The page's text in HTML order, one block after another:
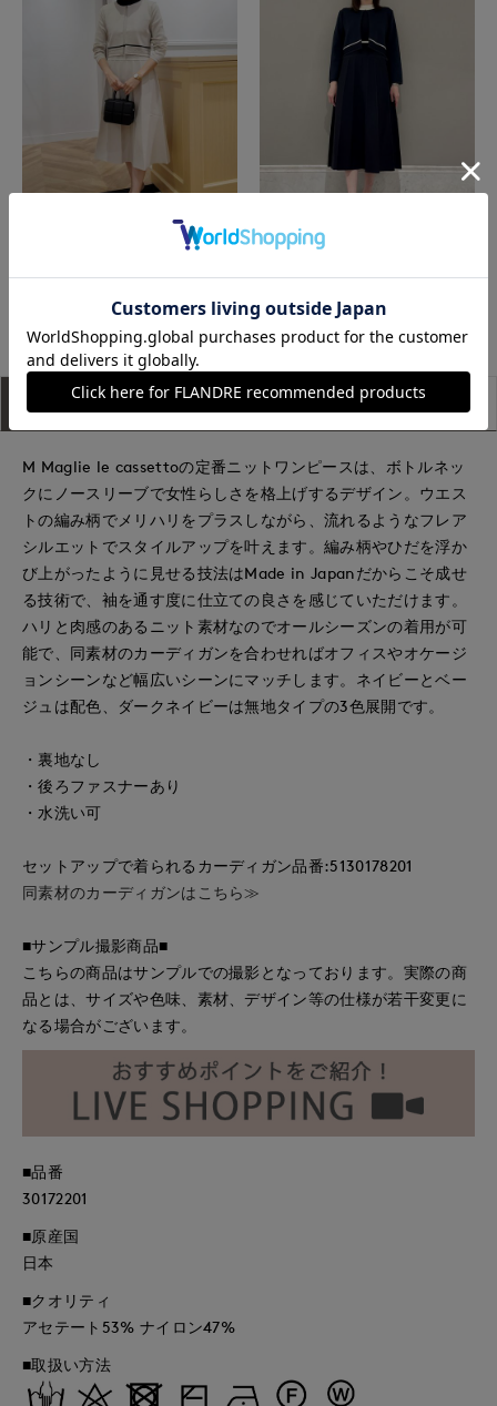
星が丘三越I.T.'S.international
もっと見る
アイテム説明 サイズ詳細 購入レビュー
M Maglie le cassettoの定番ニットワンピースは、ボトルネッ
クにノースリーブで女性らしさを格上げするデザイン。ウエス
トの編み柄でメリハリをプラスしながら、流れるようなフレア
シルエットでスタイルアップを叶えます。編み柄やひだを浮か
び上がったように見せる技法はMade in Japanだからこそ成せ
る技術で、袖を通す度に仕立ての良さを感じていただけます。
ハリと肉感のあるニット素材なのでオールシーズンの着用が可
能で、同素材のカーディガンを合わせればオフィスやオケージ
ョンシーンなど幅広いシーンにマッチします。ネイビーとベー
ジュは配色、ダークネイビーは無地タイプの3色展開です。
・裏地なし
・後ろファスナーあり
・水洗い可
セットアップで着られるカーディガン品番:5130178201
同素材のカーディガンはこちら≫
■サンプル撮影商品■
こちらの商品はサンプルでの撮影となっております。実際の商
品とは、サイズや色味、素材、デザイン等の仕様が若干変更に
なる場合がございます。
■品番
30172201
■原産国
日本
■クオリティ
アセテート53% ナイロン47%
■取扱い方法